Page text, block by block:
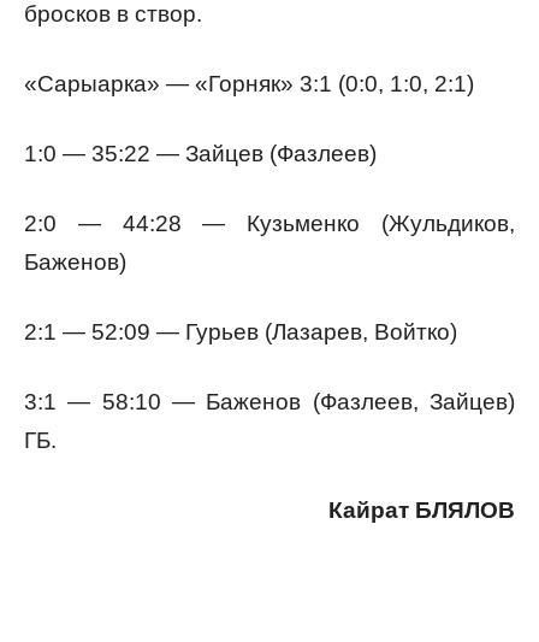
бросков в створ.
«Сарыарка» — «Горняк» 3:1 (0:0, 1:0, 2:1)
1:0 — 35:22 — Зайцев (Фазлеев)
2:0 — 44:28 — Кузьменко (Жульдиков,
Баженов)
2:1 — 52:09 — Гурьев (Лазарев, Войтко)
3:1 — 58:10 — Баженов (Фазлеев, Зайцев)
ГБ.
Кайрат БЛЯЛОВ